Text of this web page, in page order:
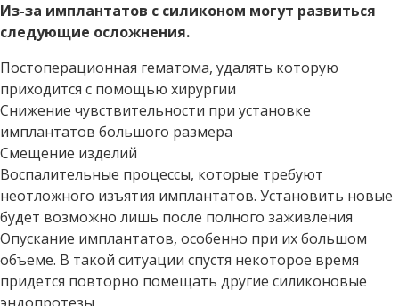
Из-за имплантатов с силиконом могут развиться
следующие осложнения.
Постоперационная гематома, удалять которую
приходится с помощью хирургии
Снижение чувствительности при установке
имплантатов большого размера
Смещение изделий
Воспалительные процессы, которые требуют
неотложного изъятия имплантатов. Установить новые
будет возможно лишь после полного заживления
Опускание имплантатов, особенно при их большом
объеме. В такой ситуации спустя некоторое время
придется повторно помещать другие силиконовые